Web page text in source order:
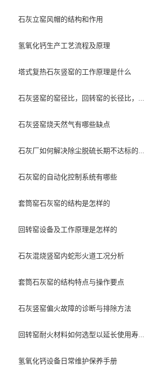
石灰立窑风帽的结构和作用
氢氧化钙生产工艺流程及原理
塔式复热石灰竖窑的工作原理是什么
石灰竖窑的窑径比，回转窑的长径比，...
石灰竖窑烧天然气有哪些缺点
石灰厂如何解决除尘脱硫长期不达标的...
石灰窑的自动化控制系统有哪些
套筒窑石灰窑的结构是怎样的
回转窑设备及工作原理是怎样的
石灰混烧竖窑内蛇形火道工况分析
套筒石灰窑的结构特点与操作要点
石灰竖窑偏火故障的诊断与排除方法
回转窑耐火材料如何选型以延长使用寿...
氢氧化钙设备日常维护保养手册